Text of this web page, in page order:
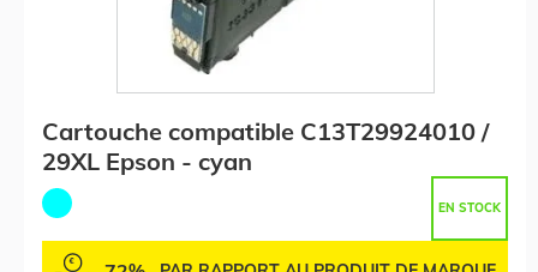
Cartouche compatible C13T29924010 /
29XL Epson - cyan
EN STOCK